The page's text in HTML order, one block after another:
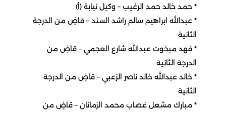
٭ حمد خالد حمد الرغيب – وكيل نيابة (أ)
٭ عبدالله ابراهيم سالم راشد السند – قاضٍ من الدرجة
الثانية
٭ فهد مبخوت عبدالله شارع العجمي – قاضٍ من
الدرجة الثانية
٭ خالد عبدالله خالد ناصر الزعبي – قاضٍ من الدرجة
الثانية
٭ مبارك مشعل غصاب محمد الزمانان – قاضٍ من